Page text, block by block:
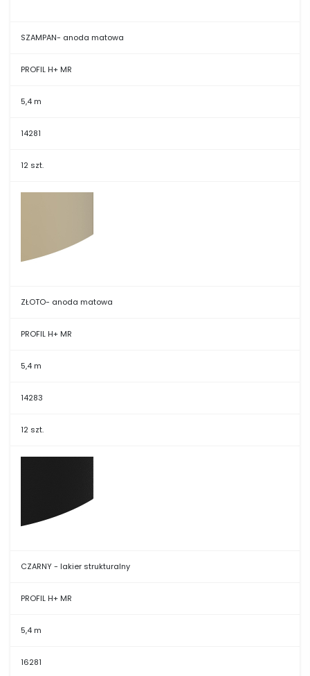
SZAMPAN- anoda matowa
PROFIL H+ MR
5,4 m
14281
12 szt.
ZŁOTO- anoda matowa
PROFIL H+ MR
5,4 m
14283
12 szt.
CZARNY - lakier strukturalny
PROFIL H+ MR
5,4 m
16281